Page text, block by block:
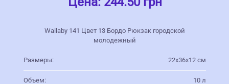
Wallaby 141 Цвет 13 Бордо Рюкзак городской
молодежный
Размеры: 22х36х12 см
Объем: 10 л